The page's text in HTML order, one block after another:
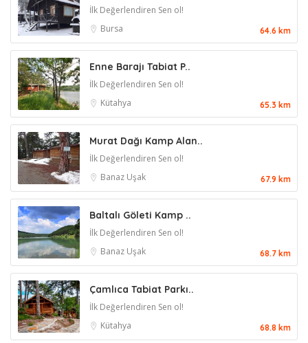
İlk Değerlendiren Sen ol!
Bursa
64.6 km
Enne Barajı Tabiat P..
İlk Değerlendiren Sen ol!
Kütahya
65.3 km
Murat Dağı Kamp Alan..
İlk Değerlendiren Sen ol!
Banaz Uşak 67.9 km
Baltalı Göleti Kamp ..
İlk Değerlendiren Sen ol!
Banaz Uşak 68.7 km
Çamlıca Tabiat Parkı..
İlk Değerlendiren Sen ol!
Kütahya
68.8 km